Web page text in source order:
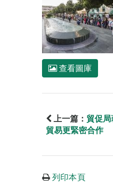
查看圖庫
上一篇： 貿促
貿易更緊密合作
列印本頁